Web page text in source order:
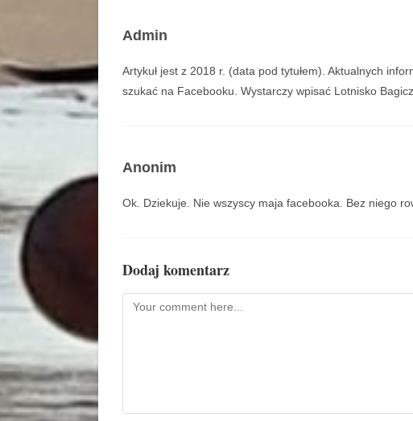
Admin
Artykuł jest z 2018 r. (data pod tytułem). Aktualnych
szukać na Facebooku. Wystarczy wpisać Lotnisko Bagicz
Anonim
Ok. Dziekuje. Nie wszyscy maja facebooka. Bez niego
Dodaj komentarz